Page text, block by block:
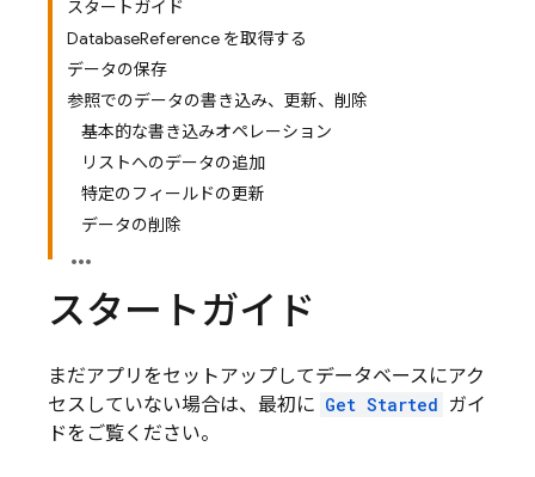
スタートガイド
DatabaseReference を取得する
データの保存
参照でのデータの書き込み、更新、削除
基本的な書き込みオペレーション
リストへのデータの追加
特定のフィールドの更新
データの削除
スタートガイド
まだアプリをセットアップしてデータベースにアク
セスしていない場合は、最初に Get Started ガイ
ドをご覧ください。